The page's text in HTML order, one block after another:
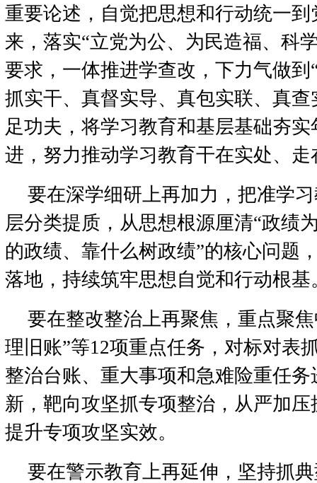
重要论述，自觉把思想和行动统一
来，落实“立党为公、为民造福、科
要求，一体推进学查改，下力气做到
抓实干、真督实导、真包实联、真查
足功夫，将学习教育和基层基础夯
进，努力推动学习教育干在实处、走
要在深学细研上再加力，把准学
层分类提质，从思想根源厘清“政绩
的政绩、靠什么树政绩”的核心问题
落地，持续筑牢思想自觉和行动根基
要在整改整治上再聚焦，重点聚
理旧账”等12项重点任务，对标对表
整治台账、重大事项和急难险重任
新，靶向攻坚抓专项整治，从严加
提升专项攻坚实效。
要在警示教育上再延伸，坚持抓